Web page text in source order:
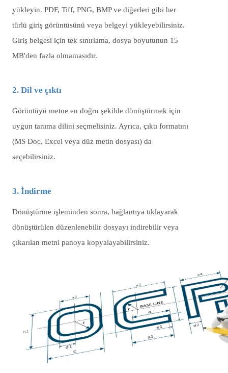
yükleyin. PDF, Tiff, PNG, BMP ve diğerleri gibi her
türlü giriş görüntüsünü veya belgeyi yükleyebilirsiniz.
Giriş belgesi için tek sınırlama, dosya boyutunun 15
MB'den fazla olmamasıdır.
2. Dil ve çıktı
Görüntüyü metne en doğru şekilde dönüştürmek için
uygun tanıma dilini seçmelisiniz. Ayrıca, çıktı formatını
(MS Doc, Excel veya düz metin dosyası) da
seçebilirsiniz.
3. İndirme
Dönüştürme işleminden sonra, bağlantıya tıklayarak
dönüştürülen düzenlenebilir dosyayı indirebilir veya
çıkarılan metni panoya kopyalayabilirsiniz.